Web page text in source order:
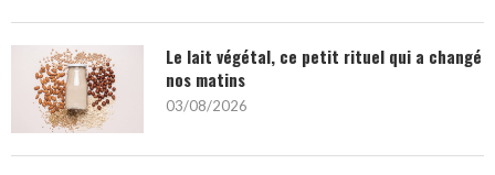
Le lait végétal, ce petit rituel qui a changé
nos matins
03/08/2026